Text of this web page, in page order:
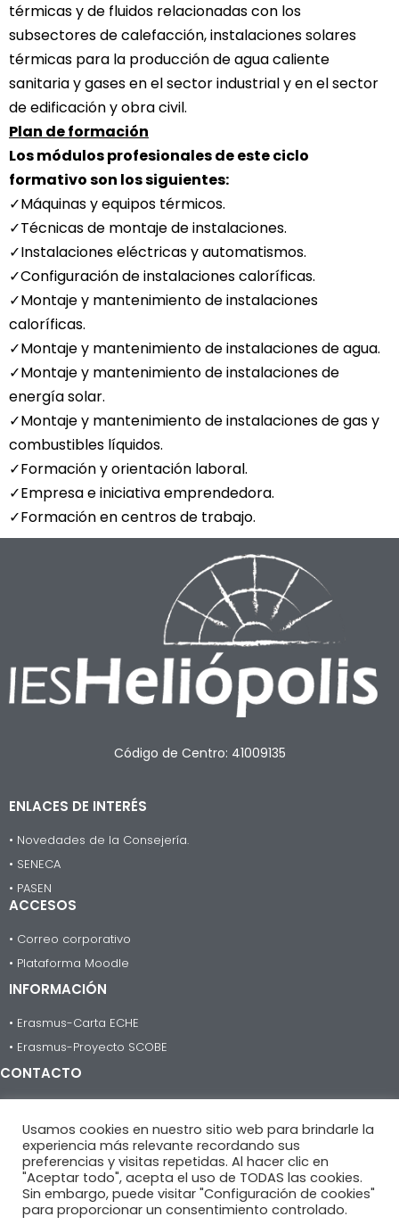
térmicas y de fluidos relacionadas con los
subsectores de calefacción, instalaciones solares
térmicas para la producción de agua caliente
sanitaria y gases en el sector industrial y en el sector
de edificación y obra civil.
Plan de formación
Los módulos profesionales de este ciclo
formativo son los siguientes:
✓Máquinas y equipos térmicos.
✓Técnicas de montaje de instalaciones.
✓Instalaciones eléctricas y automatismos.
✓Configuración de instalaciones caloríficas.
✓Montaje y mantenimiento de instalaciones
caloríficas.
✓Montaje y mantenimiento de instalaciones de agua.
✓Montaje y mantenimiento de instalaciones de
energía solar.
✓Montaje y mantenimiento de instalaciones de gas y
combustibles líquidos.
✓Formación y orientación laboral.
✓Empresa e iniciativa emprendedora.
✓Formación en centros de trabajo.
Código de Centro: 41009135
ENLACES DE INTERÉS
• Novedades de la Consejería.
• SENECA
• PASEN
ACCESOS
• Correo corporativo
• Plataforma Moodle
INFORMACIÓN
• Erasmus-Carta ECHE
• Erasmus-Proyecto SCOBE
CONTACTO
informacion@iesheliopolis.com
C/Guadalbullón, nº 1
41013 Sevilla.
Usamos cookies en nuestro sitio web para brindarle la
experiencia más relevante recordando sus
preferencias y visitas repetidas. Al hacer clic en
"Aceptar todo", acepta el uso de TODAS las cookies.
Sin embargo, puede visitar "Configuración de cookies"
para proporcionar un consentimiento controlado.